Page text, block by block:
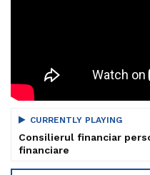
CURRENTLY PLAYING
Consilierul financiar
financiare